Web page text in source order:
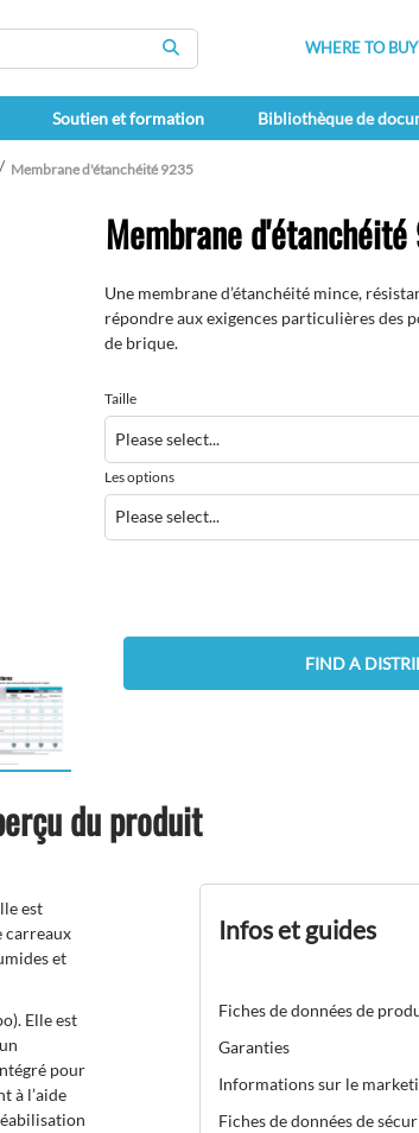
SEARCH
WHERE TO BUY
Soutien et formation Bibliothèque de
Membrane d'étanchéité 9235
Membrane
Une membrane d’étanchéité mince,
répondre aux exigences particulières des
de brique.
Taille
Les options
FIND A
du produit
est
carreaux
et
Elle est
pour
à l’aide
Infos et guides
Fiches de données de
Garanties
Informations sur le
Fiches de données de